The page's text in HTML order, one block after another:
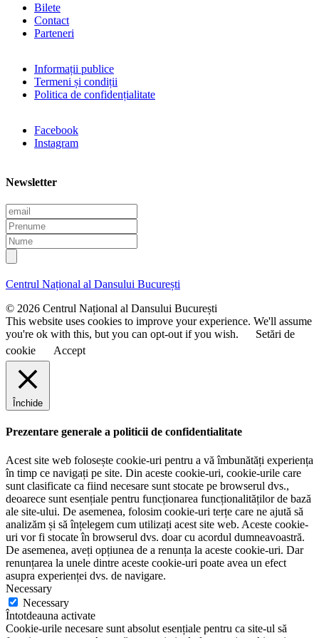
Bilete
Contact
Parteneri
Informații publice
Termeni și condiții
Politica de confidențialitate
Facebook
Instagram
Newsletter
E
m
a
i
l
P
r
e
n
m
N
u
m
e
Centrul Național al Dansului București
© 2026 Centrul Național al Dansului București
This website uses cookies to improve your experience. We'll assume
you're ok with this, but you can opt-out if you wish.
Setări de
cookie
Accept
Închide
Prezentare generale a politicii de confidentialitate
Acest site web folosește cookie-uri pentru a vă îmbunătăți experiența
în timp ce navigați pe site. Din aceste cookie-uri, cookie-urile care
sunt clasificate ca fiind necesare sunt stocate pe browserul dvs.,
deoarece sunt esențiale pentru funcționarea funcționalităților de bază
ale site-ului. De asemenea, folosim cookie-uri terțe care ne ajută să
analizăm și să înțelegem cum utilizați acest site web. Aceste cookie-
uri vor fi stocate în browserul dvs. doar cu acordul dumneavoastră.
De asemenea, aveți opțiunea de a renunța la aceste cookie-uri. Dar
renunțarea la unele dintre aceste cookie-uri poate avea un efect
asupra experienței dvs. de navigare.
Necessary
Necessary
Întotdeauna activate
Cookie-urile necesare sunt absolut esențiale pentru ca site-ul să